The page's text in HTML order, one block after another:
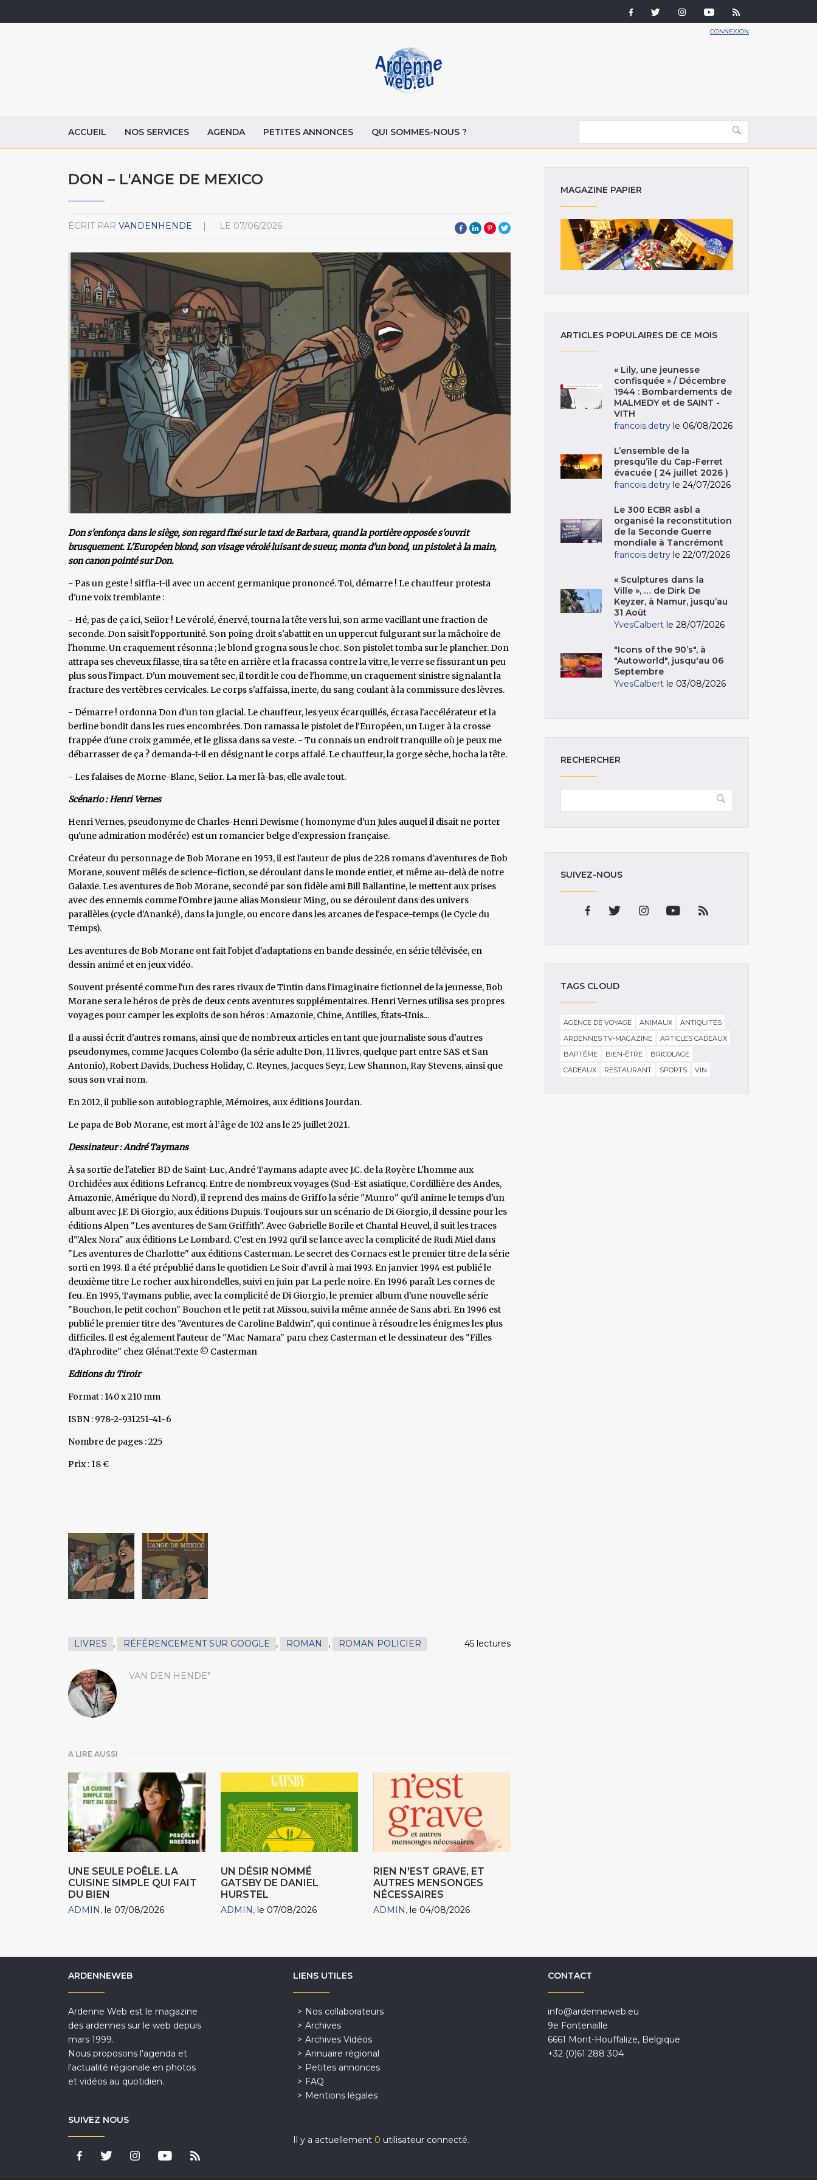
CONNEXION
ACCUEIL NOS SERVICES AGENDA PETITES ANNONCES QUI SOMMES-NOUS ?
DON – L'ANGE DE MEXICO
ÉCRIT PAR VANDENHENDE LE 07/06/2026
Don s'enfonça dans le siège, son regard fixé sur le taxi de Barbara, quand la portière opposée s'ouvrit
brusquement. L'Européen blond, son visage vérolé luisant de sueur, monta d'un bond, un pistolet à la main,
son canon pointé sur Don.
- Pas un geste ! siffla-t-il avec un accent germanique prononcé. Toi, démarre ! Le chauffeur protesta
d'une voix tremblante :
- Hé, pas de ça ici, Seiior ! Le vérolé, énervé, tourna la tête vers lui, son arme vacillant une fraction de
seconde. Don saisit l'opportunité. Son poing droit s'abattit en un uppercut fulgurant sur la mâchoire de
l'homme. Un craquement résonna ; le blond grogna sous le choc. Son pistolet tomba sur le plancher. Don
attrapa ses cheveux filasse, tira sa tête en arrière et la fracassa contre la vitre, le verre se fissurant un peu
plus sous l'impact. D'un mouvement sec, il tordit le cou de l'homme, un craquement sinistre signalant la
fracture des vertèbres cervicales. Le corps s'affaissa, inerte, du sang coulant à la commissure des lèvres.
- Démarre ! ordonna Don d'un ton glacial. Le chauffeur, les yeux écarquillés, écrasa l'accélérateur et la
berline bondit dans les rues encombrées. Don ramassa le pistolet de l'Européen, un Luger à la crosse
frappée d'une croix gammée, et le glissa dans sa veste. - Tu connais un endroit tranquille où je peux me
débarrasser de ça ? demanda-t-il en désignant le corps affalé. Le chauffeur, la gorge sèche, hocha la tête.
- Les falaises de Morne-Blanc, Seiior. La mer là-bas, elle avale tout.
Scénario : Henri Vernes
Henri Vernes, pseudonyme de Charles-Henri Dewisme ( homonyme d'un Jules auquel il disait ne porter
qu'une admiration modérée) est un romancier belge d'expression française.
Créateur du personnage de Bob Morane en 1953, il est l'auteur de plus de 228 romans d'aventures de Bob
Morane, souvent mêlés de science-fiction, se déroulant dans le monde entier, et même au-delà de notre
Galaxie. Les aventures de Bob Morane, secondé par son fidèle ami Bill Ballantine, le mettent aux prises
avec des ennemis comme l'Ombre jaune alias Monsieur Ming, ou se déroulent dans des univers
parallèles (cycle d'Ananké), dans la jungle, ou encore dans les arcanes de l'espace-temps (le Cycle du
Temps).
Les aventures de Bob Morane ont fait l'objet d'adaptations en bande dessinée, en série télévisée, en
dessin animé et en jeux vidéo.
Souvent présenté comme l'un des rares rivaux de Tintin dans l'imaginaire fictionnel de la jeunesse, Bob
Morane sera le héros de près de deux cents aventures supplémentaires. Henri Vernes utilisa ses propres
voyages pour camper les exploits de son héros : Amazonie, Chine, Antilles, États-Unis...
Il a aussi écrit d'autres romans, ainsi que de nombreux articles en tant que journaliste sous d'autres
pseudonymes, comme Jacques Colombo (la série adulte Don, 11 livres, quelque part entre SAS et San
Antonio), Robert Davids, Duchess Holiday, C. Reynes, Jacques Seyr, Lew Shannon, Ray Stevens, ainsi que
sous son vrai nom.
En 2012, il publie son autobiographie, Mémoires, aux éditions Jourdan.
Le papa de Bob Morane, est mort à l’âge de 102 ans le 25 juillet 2021.
Dessinateur : André Taymans
À sa sortie de l'atelier BD de Saint-Luc, André Taymans adapte avec J.C. de la Royère L'homme aux
Orchidées aux éditions Lefrancq. Entre de nombreux voyages (Sud-Est asiatique, Cordillière des Andes,
Amazonie, Amérique du Nord), il reprend des mains de Griffo la série "Munro" qu'il anime le temps d'un
album avec J.F. Di Giorgio, aux éditions Dupuis. Toujours sur un scénario de Di Giorgio, il dessine pour les
éditions Alpen "Les aventures de Sam Griffith". Avec Gabrielle Borile et Chantal Heuvel, il suit les traces
d'"Alex Nora" aux éditions Le Lombard. C'est en 1992 qu'il se lance avec la complicité de Rudi Miel dans
"Les aventures de Charlotte" aux éditions Casterman. Le secret des Cornacs est le premier titre de la série
sorti en 1993. Il a été prépublié dans le quotidien Le Soir d'avril à mai 1993. En janvier 1994 est publié le
deuxième titre Le rocher aux hirondelles, suivi en juin par La perle noire. En 1996 paraît Les cornes de
feu. En 1995, Taymans publie, avec la complicité de Di Giorgio, le premier album d'une nouvelle série
"Bouchon, le petit cochon" Bouchon et le petit rat Missou, suivi la même année de Sans abri. En 1996 est
publié le premier titre des "Aventures de Caroline Baldwin", qui continue à résoudre les énigmes les plus
difficiles. Il est également l'auteur de "Mac Namara" paru chez Casterman et le dessinateur des "Filles
d'Aphrodite" chez Glénat.Texte © Casterman
Editions du Tiroir
Format : 140 x 210 mm
ISBN : 978-2-931251-41-6
Nombre de pages : 225
Prix : 18 €
LIVRES , RÉFÉRENCEMENT SUR GOOGLE , ROMAN , ROMAN POLICIER 45 lectures
VAN DEN HENDE"
A LIRE AUSSI
UNE SEULE POÊLE. LA
CUISINE SIMPLE QUI FAIT
DU BIEN
ADMIN le 07/08/2026
UN DÉSIR NOMMÉ
GATSBY DE DANIEL
HURSTEL
ADMIN le 07/08/2026
RIEN N'EST GRAVE, ET
AUTRES MENSONGES
NÉCESSAIRES
ADMIN le 04/08/2026
MAGAZINE PAPIER
ARTICLES POPULAIRES DE CE MOIS
« Lily, une jeunesse
confisquée » / Décembre
1944 : Bombardements de
MALMEDY et de SAINT -
VITH
francois.detry le 06/08/2026
L’ensemble de la
presqu’île du Cap-Ferret
évacuée ( 24 juillet 2026 )
francois.detry le 24/07/2026
Le 300 ECBR asbl a
organisé la reconstitution
de la Seconde Guerre
mondiale à Tancrémont
francois.detry le 22/07/2026
« Sculptures dans la
Ville », … de Dirk De
Keyzer, à Namur, jusqu’au
31 Août
YvesCalbert le 28/07/2026
"Icons of the 90’s", à
"Autoworld", jusqu'au 06
Septembre
YvesCalbert le 03/08/2026
RECHERCHER
SUIVEZ-NOUS
TAGS CLOUD
AGENCE DE VOYAGE ANIMAUX
ANTIQUITÉS
ARDENNES TV-MAGAZINE
ARTICLES CADEAUX
BAPTÊME
BIEN-ÊTRE
BRICOLAGE
CADEAUX
RESTAURANT SPORTS VIN
ARDENNEWEB
Ardenne Web est le magazine
des ardennes sur le web depuis
mars 1999.
Nous proposons l'agenda et
l'actualité régionale en photos
et vidéos au quotidien.
SUIVEZ NOUS
LIENS UTILES
Nos collaborateurs
Archives
Archives Vidéos
Annuaire régional
Petites annonces
FAQ
Mentions légales
Il y a actuellement 0 utilisateur connecté.
CONTACT
info@ardenneweb.eu
9e Fontenaille
6661 Mont-Houffalize, Belgique
+32 (0)61 288 304